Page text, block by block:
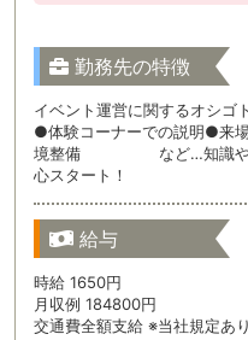
勤務先の特徴
イベント運営に関するオシゴト
●体験コーナーでの説明●来
境整備 など…知識や経
心スタート！
給与
時給 1650円
月収例 184800円
交通費全額支給 ※当社規定あり